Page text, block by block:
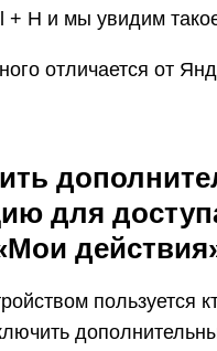
+ H и мы увидим
отличается от
для
пользуется